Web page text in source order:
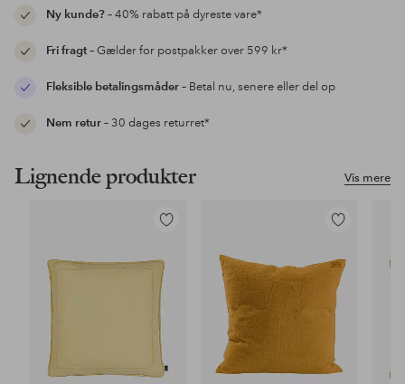
Ny kunde?– 40% rabatt på dyreste vare*
Fri fragt– Gælder for postpakker over 599 kr*
Fleksible betalingsmåder– Betal nu, senere eller del op
Nem retur– 30 dages returret*
Vis mere
Lignende produkter
Tilføj
favoritter
Tilføj
favoritter